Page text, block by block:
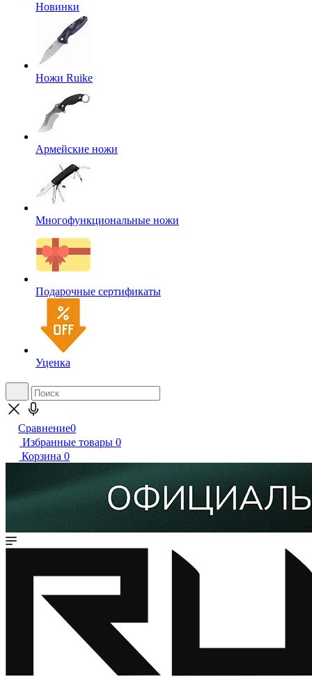
Новинки
Ножи Ruike
Армейские ножи
Многофункциональные ножи
Подарочные сертификаты
Уценка
Сравнение0
Избранные товары 0
Корзина 0